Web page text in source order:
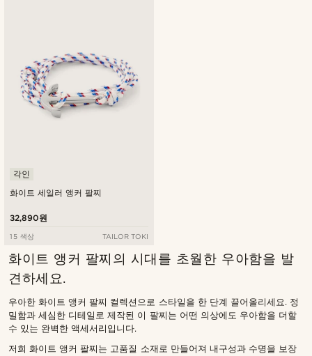
화이트 세일러 앵커 팔찌
각인
32,890원
15 색상 TAILOR TOKI
화이트 앵커 팔찌의 시대를 초월한 우아함을 발
견하세요.
우아한 화이트 앵커 팔찌 컬렉션으로 스타일을 한 단계 끌어올리세요. 정
밀함과 세심한 디테일로 제작된 이 팔찌는 어떤 의상에도 우아함을 더할
수 있는 완벽한 액세서리입니다.
저희 화이트 앵커 팔찌는 고품질 소재로 만들어져 내구성과 수명을 보장